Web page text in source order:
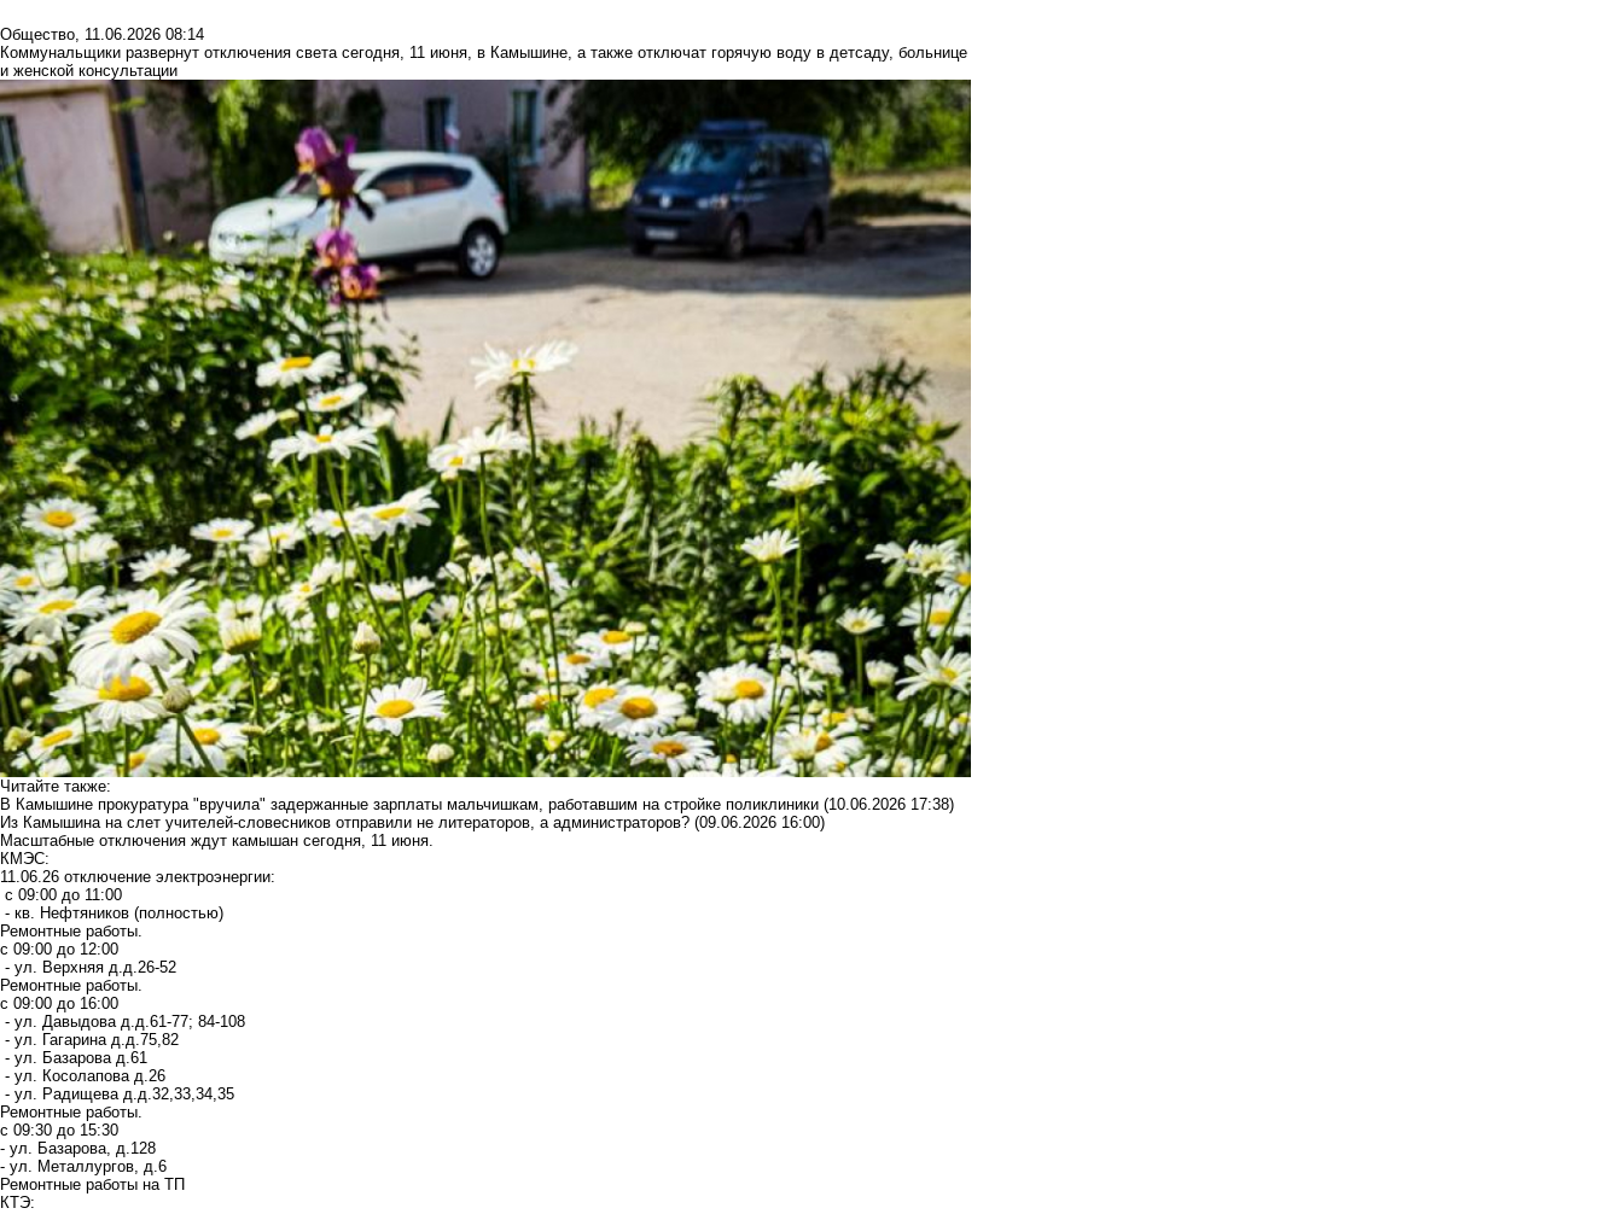
Общество, 11.06.2026 08:14
Коммунальщики развернут отключения света сегодня, 11 июня, в Камышине, а также отключат горячую воду в детсаду, больнице
и женской консультации
Читайте также:
В Камышине прокуратура "вручила" задержанные зарплаты мальчишкам, работавшим на стройке поликлиники (10.06.2026 17:38)
Из Камышина на слет учителей-словесников отправили не литераторов, а администраторов? (09.06.2026 16:00)
Масштабные отключения ждут камышан сегодня, 11 июня.
КМЭС:
11.06.26 отключение электроэнергии:
с 09:00 до 11:00
- кв. Нефтяников (полностью)
Ремонтные работы.
с 09:00 до 12:00
- ул. Верхняя д.д.26-52
Ремонтные работы.
с 09:00 до 16:00
- ул. Давыдова д.д.61-77; 84-108
- ул. Гагарина д.д.75,82
- ул. Базарова д.61
- ул. Косолапова д.26
- ул. Радищева д.д.32,33,34,35
Ремонтные работы.
с 09:30 до 15:30
- ул. Базарова, д.128
- ул. Металлургов, д.6
Ремонтные работы на ТП
КТЭ: